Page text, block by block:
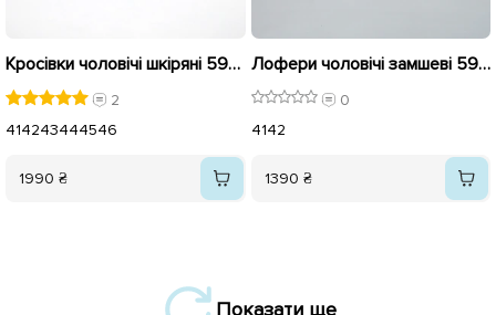
Кросівки чоловічі шкіряні 592894 Чорні
2
414243444546
1990 ₴
Лофери чоловічі замшеві 596175 Бежеві
0
4142
1390 ₴
Показати ще